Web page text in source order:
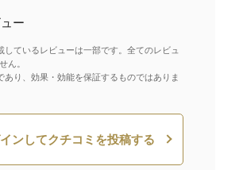
ー
しているレビューは一部です。全てのレビュ
ん。
あり、効果・効能を保証するものではありま
ンしてクチコミを投稿する